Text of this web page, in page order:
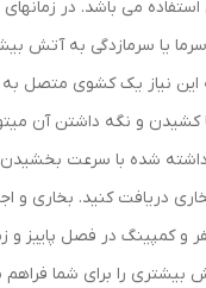
می باشد. در زمانهای
یا سرمازدگی به آتش
این نیاز یک کشوی متصل
و نگه داشتن آن
شده با سرعت
دریافت کنید. بخاری و
و کمپینگ در فصل پاییز و
را برای شما فراهم